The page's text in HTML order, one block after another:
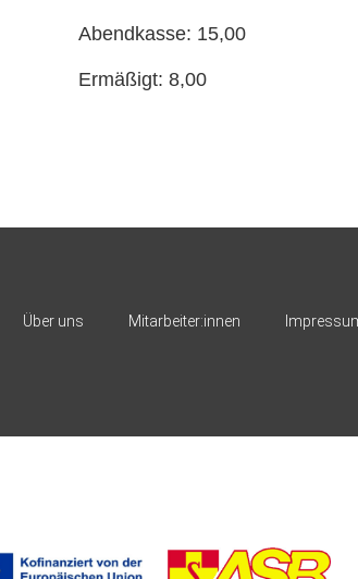
Abendkasse: 15,00
Ermäßigt: 8,00
Über uns Mitarbeiter:innen